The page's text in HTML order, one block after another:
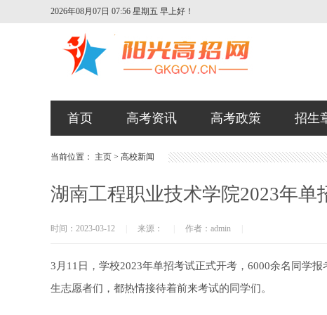
2026年08月07日 07:56 星期五 早上好！
首页 高考资讯 高考政策 招生
当前位置： 主页 > 高校新闻
湖南工程职业技术学院2023年单
时间：2023-03-12 来源： 作者：admin
3月11日，学校2023年单招考试正式开考，6000余名同学
生志愿者们，都热情接待着前来考试的同学们。